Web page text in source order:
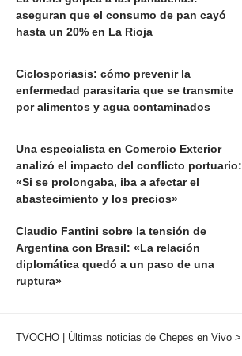
aseguran que el consumo de pan cayó
hasta un 20% en La Rioja
Ciclosporiasis: cómo prevenir la
enfermedad parasitaria que se transmite
por alimentos y agua contaminados
Una especialista en Comercio Exterior
analizó el impacto del conflicto portuario:
«Si se prolongaba, iba a afectar el
abastecimiento y los precios»
Claudio Fantini sobre la tensión de
Argentina con Brasil: «La relación
diplomática quedó a un paso de una
ruptura»
TVOCHO | Últimas noticias de Chepes en Vivo >